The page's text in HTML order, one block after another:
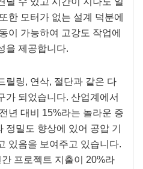
한 모터가 없는 설계 덕분에
이 가능하여 고강도 작업에
을 제공합니다.
릴링, 연삭, 절단과 같은 다
가 되었습니다. 산업계에서
년 대비 15%라는 놀라운 증
밀도 향상에 있어 공압 기
있음을 보여주고 있습니다.
프로젝트 지출이 20%라